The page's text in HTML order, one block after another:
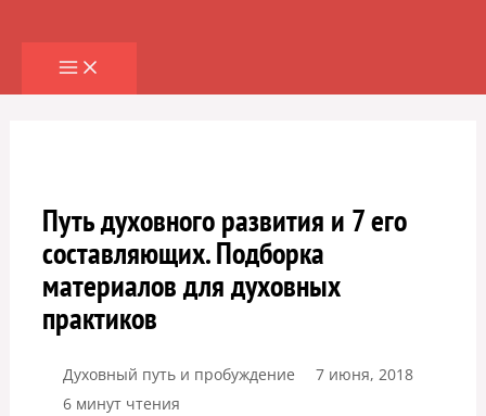
содержимому
Путь духовного развития и 7 его
составляющих. Подборка
материалов для духовных
практиков
Духовный путь и пробуждение
7 июня, 2018
6 минут чтения